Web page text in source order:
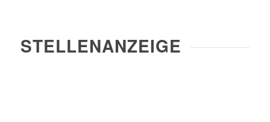
STELLENANZEIGE